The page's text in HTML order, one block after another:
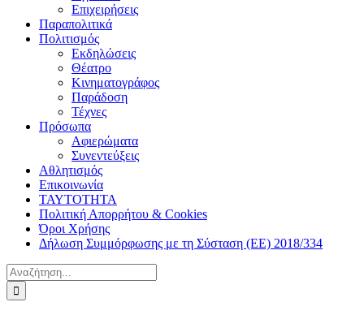
Επιχειρήσεις
Παραπολιτικά
Πολιτισμός
Εκδηλώσεις
Θέατρο
Κινηματογράφος
Παράδοση
Τέχνες
Πρόσωπα
Αφιερώματα
Συνεντεύξεις
Αθλητισμός
Επικοινωνία
ΤΑΥΤΟΤΗΤΑ
Πολιτική Απορρήτου & Cookies
Όροι Χρήσης
Δήλωση Συμμόρφωσης με τη Σύσταση (ΕΕ) 2018/334
Αναζήτηση
για: